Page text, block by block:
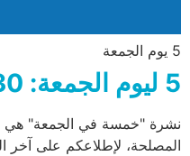
5 يوم الجمعة
5 ليوم الجمعة: 30 يوليو 2025
نشرة "خمسة في الجمعة" هي
المصلحة، لإطلاعكم على آخر